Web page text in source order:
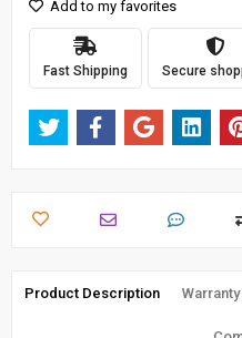
Add to my favorites
Fast Shipping Secure
Product Description